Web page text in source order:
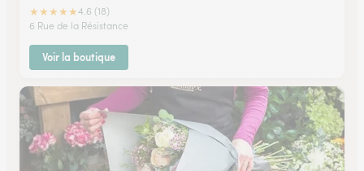
★★★★★4.6 (18)
6 Rue de la Résistance
Voir la boutique